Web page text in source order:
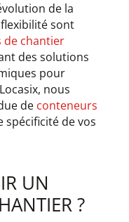
de la
sont
de chantier
des solutions
pour
nous
de conteneurs
de vos
UN
?